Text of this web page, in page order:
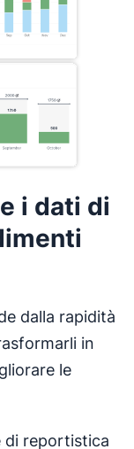
i dati di
dalla rapidità
in
le
di reportistica